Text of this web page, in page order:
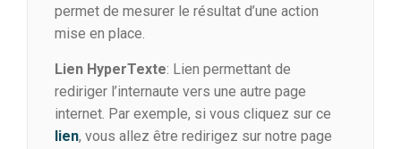
permet de mesurer le résultat d’une action
mise en place.
Lien HyperTexte: Lien permettant de
rediriger l’internaute vers une autre page
internet. Par exemple, si vous cliquez sur ce
lien, vous allez être redirigez sur notre page